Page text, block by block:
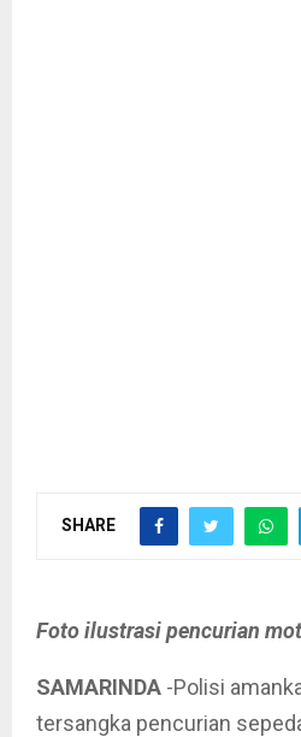
SHARE
Foto ilustrasi pencurian
SAMARINDA -Polisi
tersangka pencurian